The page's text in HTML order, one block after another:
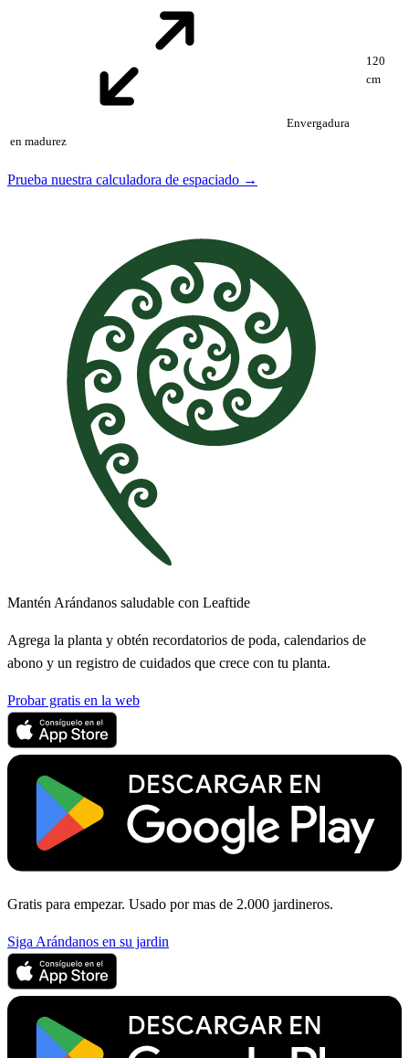
Envergadura
en madurez
120
cm
Prueba nuestra calculadora de espaciado →
Mantén Arándanos saludable con Leaftide
Agrega la planta y obtén recordatorios de poda, calendarios de
abono y un registro de cuidados que crece con tu planta.
Probar gratis en la web
Gratis para empezar. Usado por mas de 2.000 jardineros.
Siga Arándanos en su jardin